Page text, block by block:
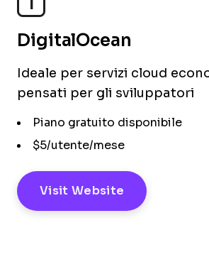
DigitalOcean
Ideale per servizi cloud
pensati per gli sviluppatori
Piano gratuito disponibile
$5/utente/mese
Visit Website